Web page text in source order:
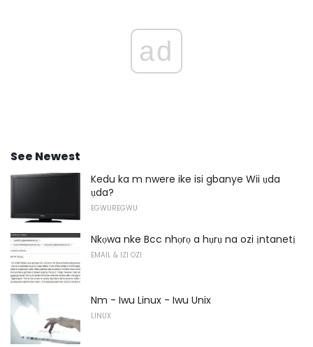
ad
See Newest
Kedu ka m nwere ike isi gbanye Wii ụda
ụda?
EGWUREGWU
Nkọwa nke Bcc nhọrọ a hụrụ na ozi ịntanetị
EMAIL & IZI OZI
Nm - Iwu Linux - Iwu Unix
LINUX